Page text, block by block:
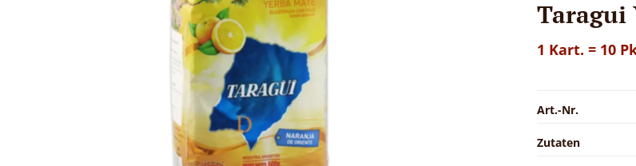
Taragui
1 Kart. = 10
Art.-Nr.
Zutaten